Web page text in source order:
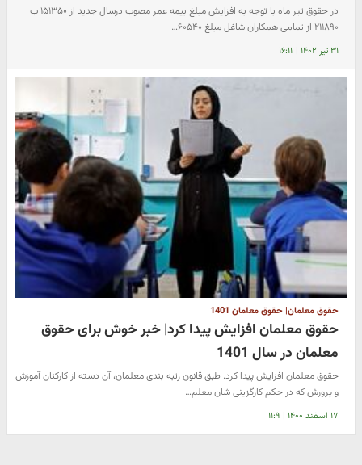
در حقوق تیر ماه با توجه به افزایش مبلغ بیمه عمر مصوب درسال جدید از ۱۵۱۳۵۰ ب
۲۱۱۸۹۰ از تمامی همکاران شاغل مبلغ ۶۰۵۴۰…
۳۱ تیر ۱۴۰۲ | ۱۶:۱۱
حقوق معلمان| حقوق معلمان 1401
حقوق معلمان افزایش پیدا کرد| خبر خوش برای حقوق
معلمان در سال 1401
حقوق معلمان افزایش پیدا کرد. طبق قانون رتبه بندی معلمان، آن دسته از کارکنان آموزش
و پرورش که در حکم کارگزینی شان معلم…
۱۷ اسفند ۱۴۰۰ | ۱۱:۹